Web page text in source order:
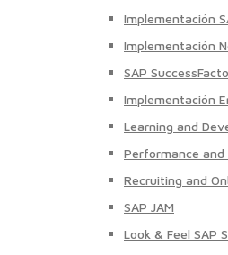
Implementación
Implementación
SAP
Implementación
Learning and
Performance and
Recruiting and
SAP JAM
Look & Feel SAP